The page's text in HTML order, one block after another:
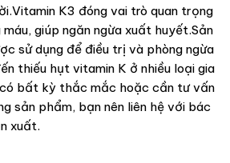
K3 đóng vai trò quan trọng
giúp ngăn ngừa xuất huyết.Sản
sử dụng để điều trị và phòng ngừa
thiếu hụt vitamin K ở nhiều loại gia
bất kỳ thắc mắc hoặc cần tư vấn
sản phẩm, bạn nên liên hệ với bác
xuất.